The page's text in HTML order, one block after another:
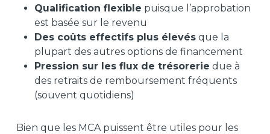
Qualification flexible puisque l’approbation
est basée sur le revenu
Des coûts effectifs plus élevésque la
plupart des autres options de financement
Pression sur les flux de trésorerie due à
des retraits de remboursement fréquents
(souvent quotidiens)
Bien que les MCA puissent être utiles pour les